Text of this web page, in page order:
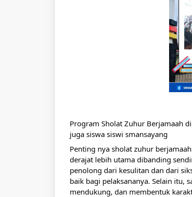
Program Sholat Zuhur Berjamaah
juga siswa siswi smansayang
Penting nya sholat zuhur
derajat lebih utama dibanding
penolong dari kesulitan dan dari
baik bagi pelaksananya. Selain itu,
mendukung, dan membentuk